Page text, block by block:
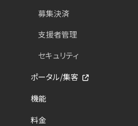
募集決済
支援者管理
セキュリティ
ポータル/集客
機能
料金